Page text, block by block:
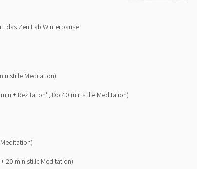
das Zen Lab Winterpause!
stille Meditation)
+ Rezitation*, Do 40 min stille Meditation)
20 min stille Meditation)